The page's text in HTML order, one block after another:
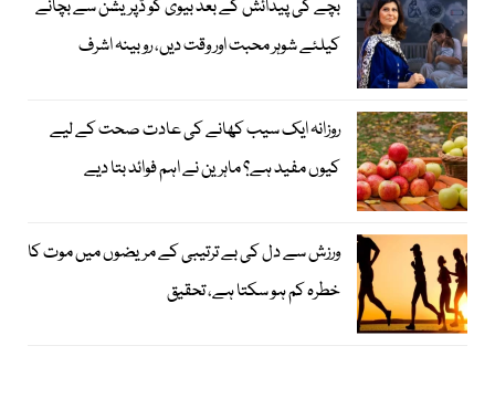
بچے کی پیدائش کے بعد بیوی کو ڈپریشن سے بچانے
کیلئے شوہر محبت اور وقت دیں، روبینہ اشرف
روزانہ ایک سیب کھانے کی عادت صحت کے لیے
کیوں مفید ہے؟ ماہرین نے اہم فوائد بتا دیے
ورزش سے دل کی بے ترتیبی کے مریضوں میں موت کا
خطرہ کم ہو سکتا ہے، تحقیق